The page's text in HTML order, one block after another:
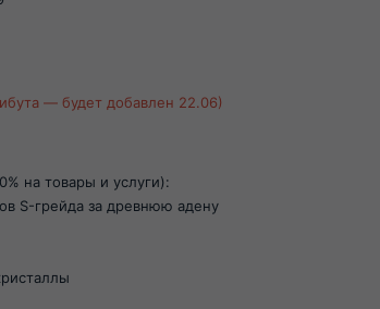
— будет добавлен 22.06)
на товары и услуги):
S-грейда за древнюю адену